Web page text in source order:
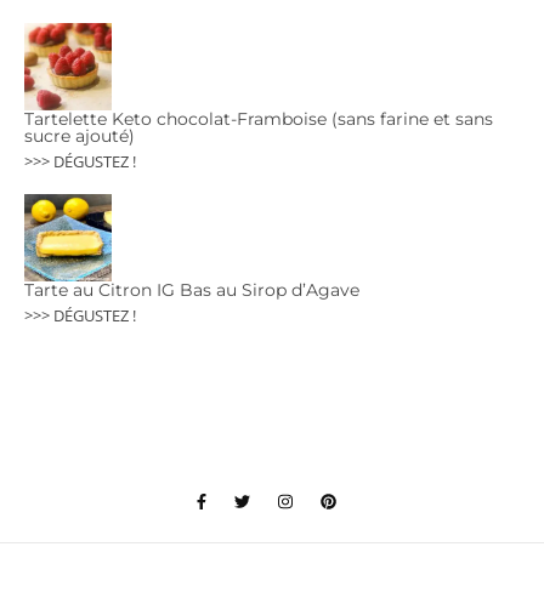
Tartelette Keto chocolat-Framboise (sans farine et sans
sucre ajouté)
>>> DÉGUSTEZ !
Tarte au Citron IG Bas au Sirop d’Agave
>>> DÉGUSTEZ !